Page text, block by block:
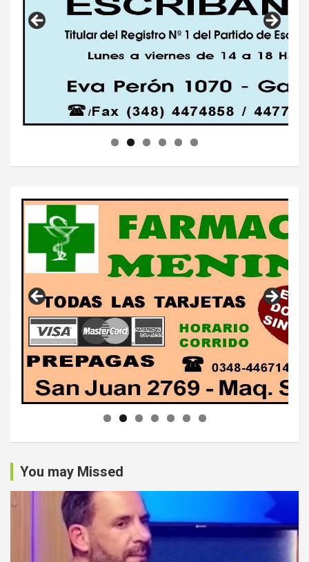
You may Missed